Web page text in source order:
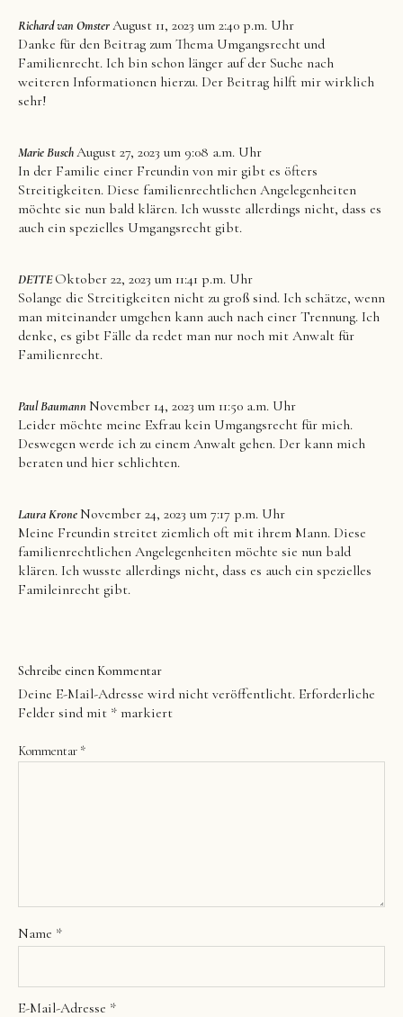
Richard van OmsterAugust 11, 2023 um 2:40 p.m. Uhr
Danke für den Beitrag zum Thema Umgangsrecht und
Familienrecht. Ich bin schon länger auf der Suche nach
weiteren Informationen hierzu. Der Beitrag hilft mir wirklich
sehr!
Marie BuschAugust 27, 2023 um 9:08 a.m. Uhr
In der Familie einer Freundin von mir gibt es öfters
Streitigkeiten. Diese familienrechtlichen Angelegenheiten
möchte sie nun bald klären. Ich wusste allerdings nicht, dass es
auch ein spezielles Umgangsrecht gibt.
DETTE Oktober 22, 2023 um 11:41 p.m. Uhr
Solange die Streitigkeiten nicht zu groß sind. Ich schätze, wenn
man miteinander umgehen kann auch nach einer Trennung. Ich
denke, es gibt Fälle da redet man nur noch mit Anwalt für
Familienrecht.
Paul Baumann November 14, 2023 um 11:50 a.m. Uhr
Leider möchte meine Exfrau kein Umgangsrecht für mich.
Deswegen werde ich zu einem Anwalt gehen. Der kann mich
beraten und hier schlichten.
Laura Krone November 24, 2023 um 7:17 p.m. Uhr
Meine Freundin streitet ziemlich oft mit ihrem Mann. Diese
familienrechtlichen Angelegenheiten möchte sie nun bald
klären. Ich wusste allerdings nicht, dass es auch ein spezielles
Famileinrecht gibt.
Schreibe einen Kommentar
Deine E-Mail-Adresse wird nicht veröffentlicht. Erforderliche
Felder sind mit * markiert
Kommentar *
Name *
E-Mail-Adresse *